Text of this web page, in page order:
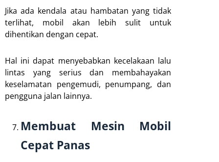
Jika ada kendala atau hambatan yang tidak
terlihat, mobil akan lebih sulit untuk
dihentikan dengan cepat.
Hal ini dapat menyebabkan kecelakaan lalu
lintas yang serius dan membahayakan
keselamatan pengemudi, penumpang, dan
pengguna jalan lainnya.
Membuat Mesin Mobil
Cepat Panas